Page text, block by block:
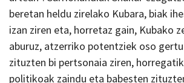
beretan heldu zirelako Kubara, biak
izan ziren eta, horretaz gain, Kubako
aburuz, atzerriko potentziek oso
zituzten bi pertsonaia ziren,
politikoak zaindu eta babesten